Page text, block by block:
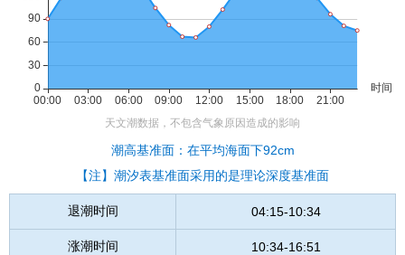
潮高基准面：在平均海面下92cm
【注】潮汐表基准面采用的是理论深度基准面
退潮时间 04:15-10:34
涨潮时间 10:34-16:51